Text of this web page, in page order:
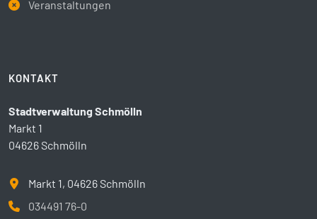
Veranstaltungen
KONTAKT
Stadtverwaltung Schmölln
Markt 1
04626 Schmölln
Markt 1, 04626 Schmölln
034491 76-0